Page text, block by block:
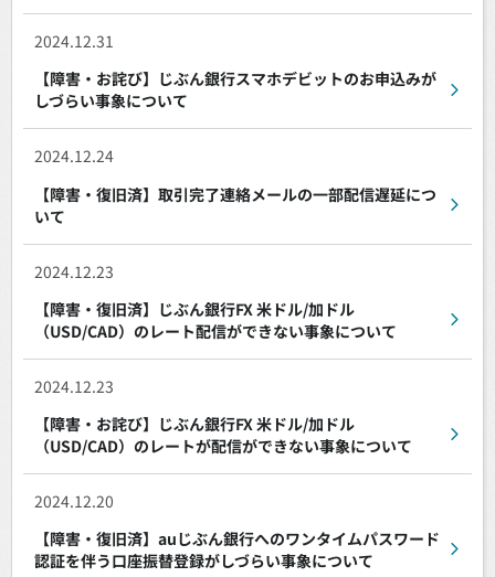
2024.12.31
【障害・お詫び】じぶん銀行スマホデビットのお申込みが
しづらい事象について
2024.12.24
【障害・復旧済】取引完了連絡メールの一部配信遅延につ
いて
2024.12.23
【障害・復旧済】じぶん銀行FX 米ドル/加ドル
（USD/CAD）のレート配信ができない事象について
2024.12.23
【障害・お詫び】じぶん銀行FX 米ドル/加ドル
（USD/CAD）のレートが配信ができない事象について
2024.12.20
【障害・復旧済】auじぶん銀行へのワンタイムパスワード
認証を伴う口座振替登録がしづらい事象について